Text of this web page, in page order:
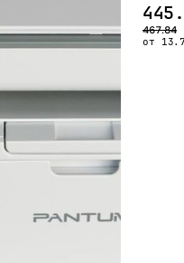
467.84
от